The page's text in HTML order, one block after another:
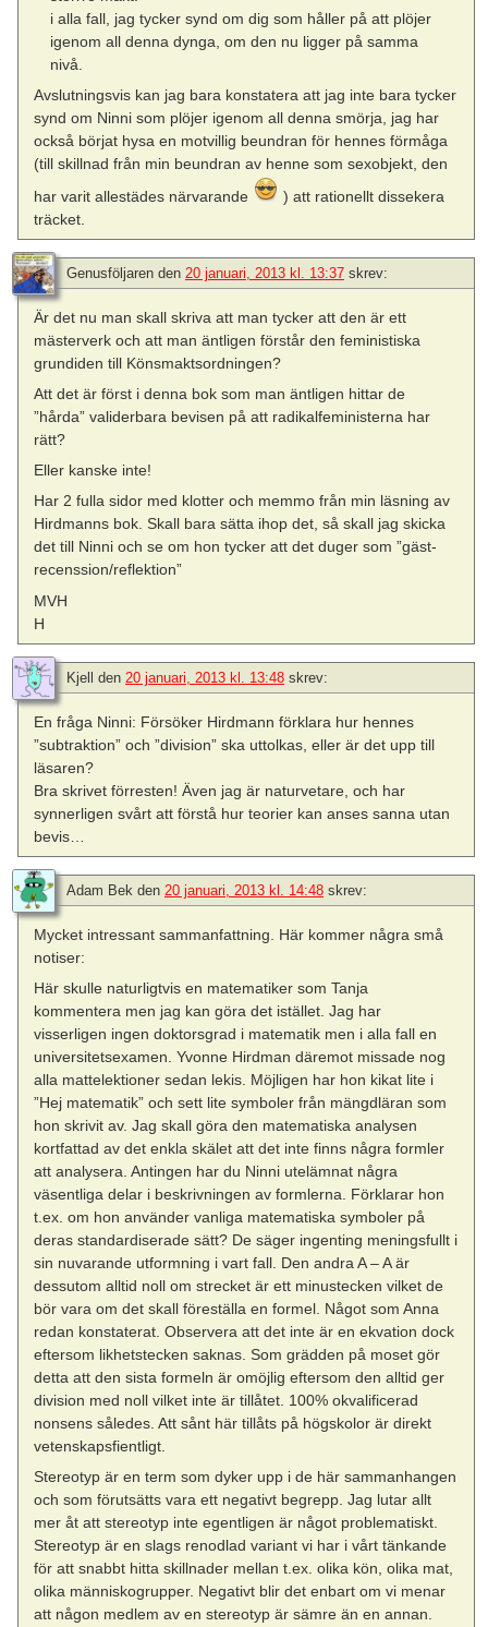
i alla fall, jag tycker synd om dig som håller på att plöjer
igenom all denna dynga, om den nu ligger på samma
nivå.
Avslutningsvis kan jag bara konstatera att jag inte bara tycker
synd om Ninni som plöjer igenom all denna smörja, jag har
också börjat hysa en motvillig beundran för hennes förmåga
(till skillnad från min beundran av henne som sexobjekt, den
har varit allestädes närvarande
) att rationellt dissekera
träcket.
Genusföljaren den 20 januari, 2013 kl. 13:37 skrev:
Är det nu man skall skriva att man tycker att den är ett
mästerverk och att man äntligen förstår den feministiska
grundiden till Könsmaktsordningen?
Att det är först i denna bok som man äntligen hittar de
”hårda” validerbara bevisen på att radikalfeministerna har
rätt?
Eller kanske inte!
Har 2 fulla sidor med klotter och memmo från min läsning av
Hirdmanns bok. Skall bara sätta ihop det, så skall jag skicka
det till Ninni och se om hon tycker att det duger som ”gäst-
recenssion/reflektion”
MVH
H
Kjell den 20 januari, 2013 kl. 13:48 skrev:
En fråga Ninni: Försöker Hirdmann förklara hur hennes
”subtraktion” och ”division” ska uttolkas, eller är det upp till
läsaren?
Bra skrivet förresten! Även jag är naturvetare, och har
synnerligen svårt att förstå hur teorier kan anses sanna utan
bevis…
Adam Bek den 20 januari, 2013 kl. 14:48 skrev:
Mycket intressant sammanfattning. Här kommer några små
notiser:
Här skulle naturligtvis en matematiker som Tanja
kommentera men jag kan göra det istället. Jag har
visserligen ingen doktorsgrad i matematik men i alla fall en
universitetsexamen. Yvonne Hirdman däremot missade nog
alla mattelektioner sedan lekis. Möjligen har hon kikat lite i
”Hej matematik” och sett lite symboler från mängdläran som
hon skrivit av. Jag skall göra den matematiska analysen
kortfattad av det enkla skälet att det inte finns några formler
att analysera. Antingen har du Ninni utelämnat några
väsentliga delar i beskrivningen av formlerna. Förklarar hon
t.ex. om hon använder vanliga matematiska symboler på
deras standardiserade sätt? De säger ingenting meningsfullt i
sin nuvarande utformning i vart fall. Den andra A – A är
dessutom alltid noll om strecket är ett minustecken vilket de
bör vara om det skall föreställa en formel. Något som Anna
redan konstaterat. Observera att det inte är en ekvation dock
eftersom likhetstecken saknas. Som grädden på moset gör
detta att den sista formeln är omöjlig eftersom den alltid ger
division med noll vilket inte är tillåtet. 100% okvalificerad
nonsens således. Att sånt här tillåts på högskolor är direkt
vetenskapsfientligt.
Stereotyp är en term som dyker upp i de här sammanhangen
och som förutsätts vara ett negativt begrepp. Jag lutar allt
mer åt att stereotyp inte egentligen är något problematiskt.
Stereotyp är en slags renodlad variant vi har i vårt tänkande
för att snabbt hitta skillnader mellan t.ex. olika kön, olika mat,
olika människogrupper. Negativt blir det enbart om vi menar
att någon medlem av en stereotyp är sämre än en annan.